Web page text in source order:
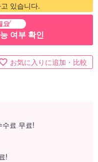
있습니다.
요
여부 확인
お気に入りに追加・比較
료 무료!
!